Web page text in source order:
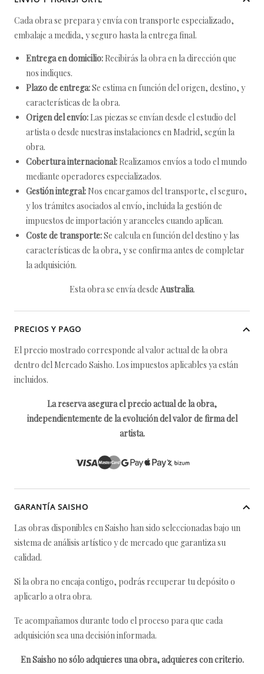
Cada obra se prepara y envía con transporte especializado,
embalaje a medida, y seguro hasta la entrega final.
Entrega en domicilio: Recibirás la obra en la dirección que
nos indiques.
Plazo de entrega:Se estima en función del origen, destino, y
características de la obra.
Origen del envío: Las piezas se envían desde el estudio del
artista o desde nuestras instalaciones en Madrid, según la
obra.
Cobertura internacional: Realizamos envíos a todo el mundo
mediante operadores especializados.
Gestión integral: Nos encargamos del transporte, el seguro,
y los trámites asociados al envío, incluida la gestión de
impuestos de importación y aranceles cuando aplican.
Coste de transporte:Se calcula en función del destino y las
características de la obra, y se confirma antes de completar
la adquisición.
Esta obra se envía desde Australia.
PRECIOS Y PAGO
El precio mostrado corresponde al valor actual de la obra
dentro del Mercado Saisho. Los impuestos aplicables ya están
incluidos.
La reserva asegura el precio actual de la obra,
independientemente de la evolución del valor de firma del
artista.
GARANTÍA SAISHO
Las obras disponibles en Saisho han sido seleccionadas bajo un
sistema de análisis artístico y de mercado que garantiza su
calidad.
Si la obra no encaja contigo, podrás recuperar tu depósito o
aplicarlo a otra obra.
Te acompañamos durante todo el proceso para que cada
adquisición sea una decisión informada.
En Saisho no sólo adquieres una obra, adquieres con criterio.